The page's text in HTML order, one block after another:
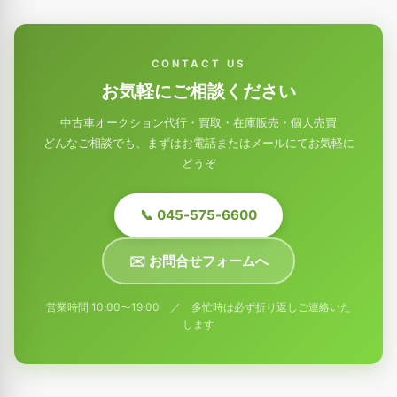
CONTACT US
お気軽にご相談ください
中古車オークション代行・買取・在庫販売・個人売買
どんなご相談でも、まずはお電話またはメールにてお気軽に
どうぞ
📞 045-575-6600
✉️ お問合せフォームへ
営業時間 10:00〜19:00 ／ 多忙時は必ず折り返しご連絡いた
します